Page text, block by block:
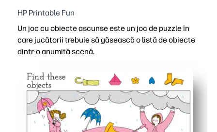
HP Printable Fun
Un joc cu obiecte ascunse este un joc de puzzle în
care jucătorii trebuie să găsească o listă de obiecte
dintr-o anumită scenă.